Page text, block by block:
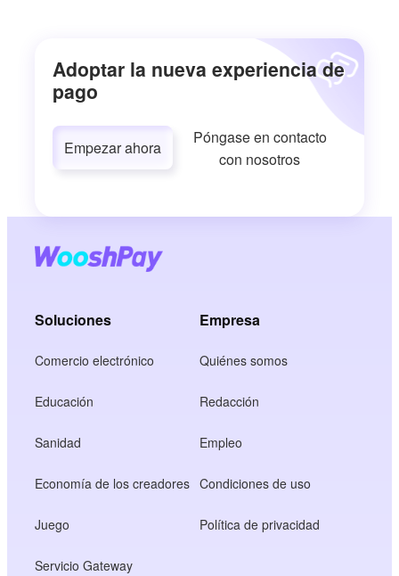
Adoptar la nueva experiencia de
pago
Empezar ahora
Póngase en contacto
con nosotros
Soluciones
Comercio electrónico
Educación
Sanidad
Economía de los creadores
Juego
Servicio Gateway
Empresa
Quiénes somos
Redacción
Empleo
Condiciones de uso
Política de privacidad